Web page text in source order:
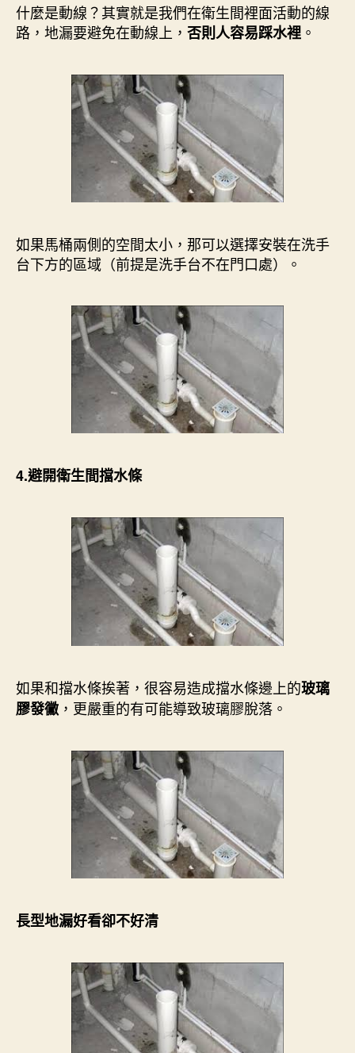
什麼是動線？其實就是我們在衛生間裡面活動的線
路，地漏要避免在動線上， 否則人容易踩水裡 。
如果馬桶兩側的空間太小，那可以選擇安裝在洗手
台下方的區域（前提是洗手台不在門口處）。
4.避開衛生間擋水條
如果和擋水條挨著，很容易造成擋水條邊上的玻璃
膠發黴 ，更嚴重的有可能導致玻璃膠脫落。
長型地漏好看卻不好清